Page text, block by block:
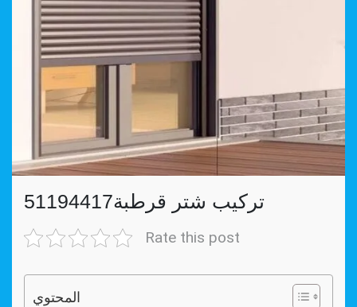
تركيب شتر قرطبة51194417
Rate this post
المحتوي